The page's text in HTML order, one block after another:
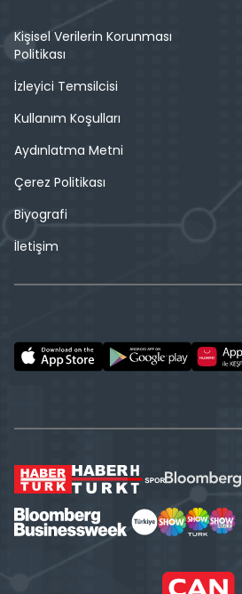
Kişisel Verilerin Korunması
Politikası
İzleyici Temsilcisi
Kullanım Koşulları
Aydınlatma Metni
Çerez Politikası
Biyografi
İletişim